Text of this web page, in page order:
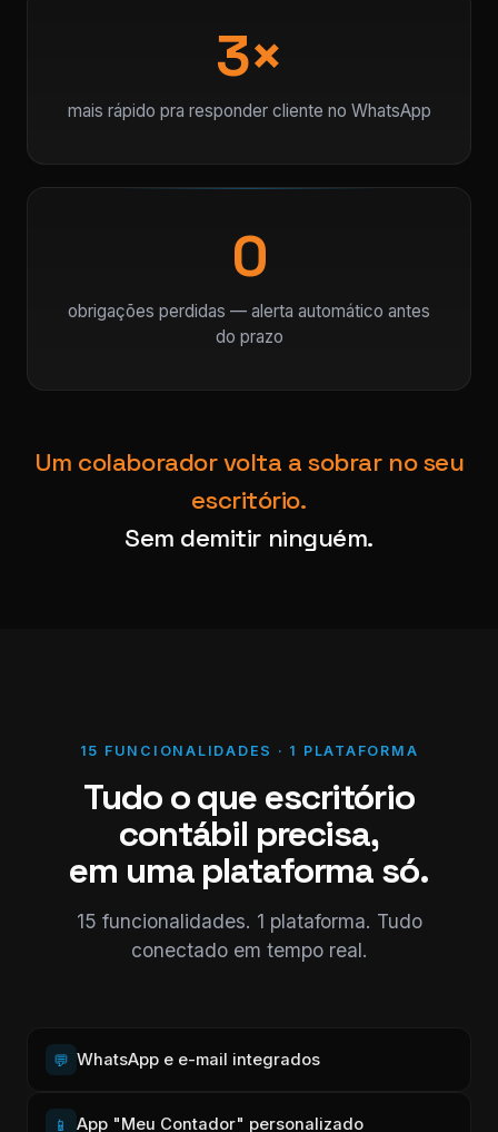
3×
mais rápido pra responder cliente no WhatsApp
0
obrigações perdidas — alerta automático antes
do prazo
Um colaborador volta a sobrar no seu
escritório.
Sem demitir ninguém.
15 FUNCIONALIDADES · 1 PLATAFORMA
Tudo o que escritório
contábil precisa,
em uma plataforma só.
15 funcionalidades. 1 plataforma. Tudo
conectado em tempo real.
💬 WhatsApp e e-mail integrados
📱 App "Meu Contador" personalizado